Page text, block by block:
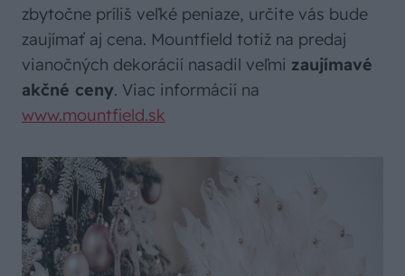
zbytočne príliš veľké peniaze, určite vás bude
zaujímať aj cena. Mountfield totiž na predaj
vianočných dekorácií nasadil veľmi zaujímavé
akčné ceny. Viac informácií na
www.mountfield.sk